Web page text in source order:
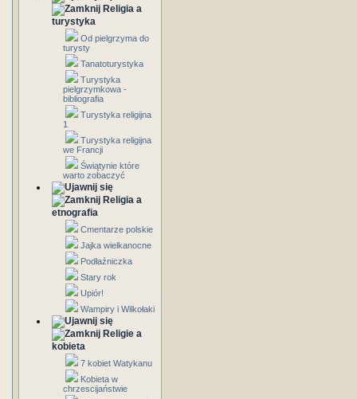
Religia a
turystyka
Od pielgrzyma do
turysty
Tanatoturystyka
Turystyka
pielgrzymkowa -
bibliografia
Turystyka religijna
1
Turystyka religijna
we Francji
Świątynie które
warto zobaczyć
Religia a
etnografia
Cmentarze polskie
Jajka wielkanocne
Podłaźniczka
Stary rok
Upiór!
Wampiry i Wilkołaki
Religie a
kobieta
7 kobiet Watykanu
Kobieta w
chrzescijaństwie